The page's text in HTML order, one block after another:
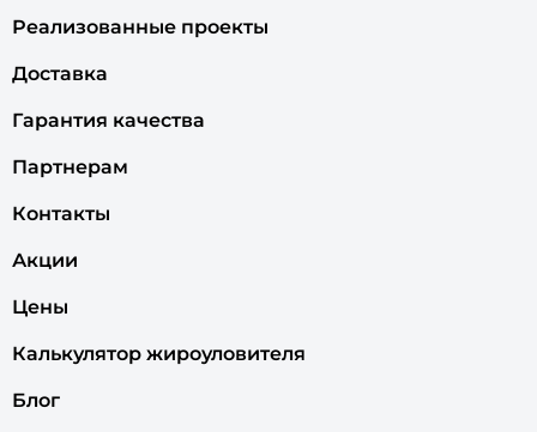
Реализованные проекты
Доставка
Гарантия качества
Партнерам
Контакты
Акции
Цены
Калькулятор жироуловителя
Блог